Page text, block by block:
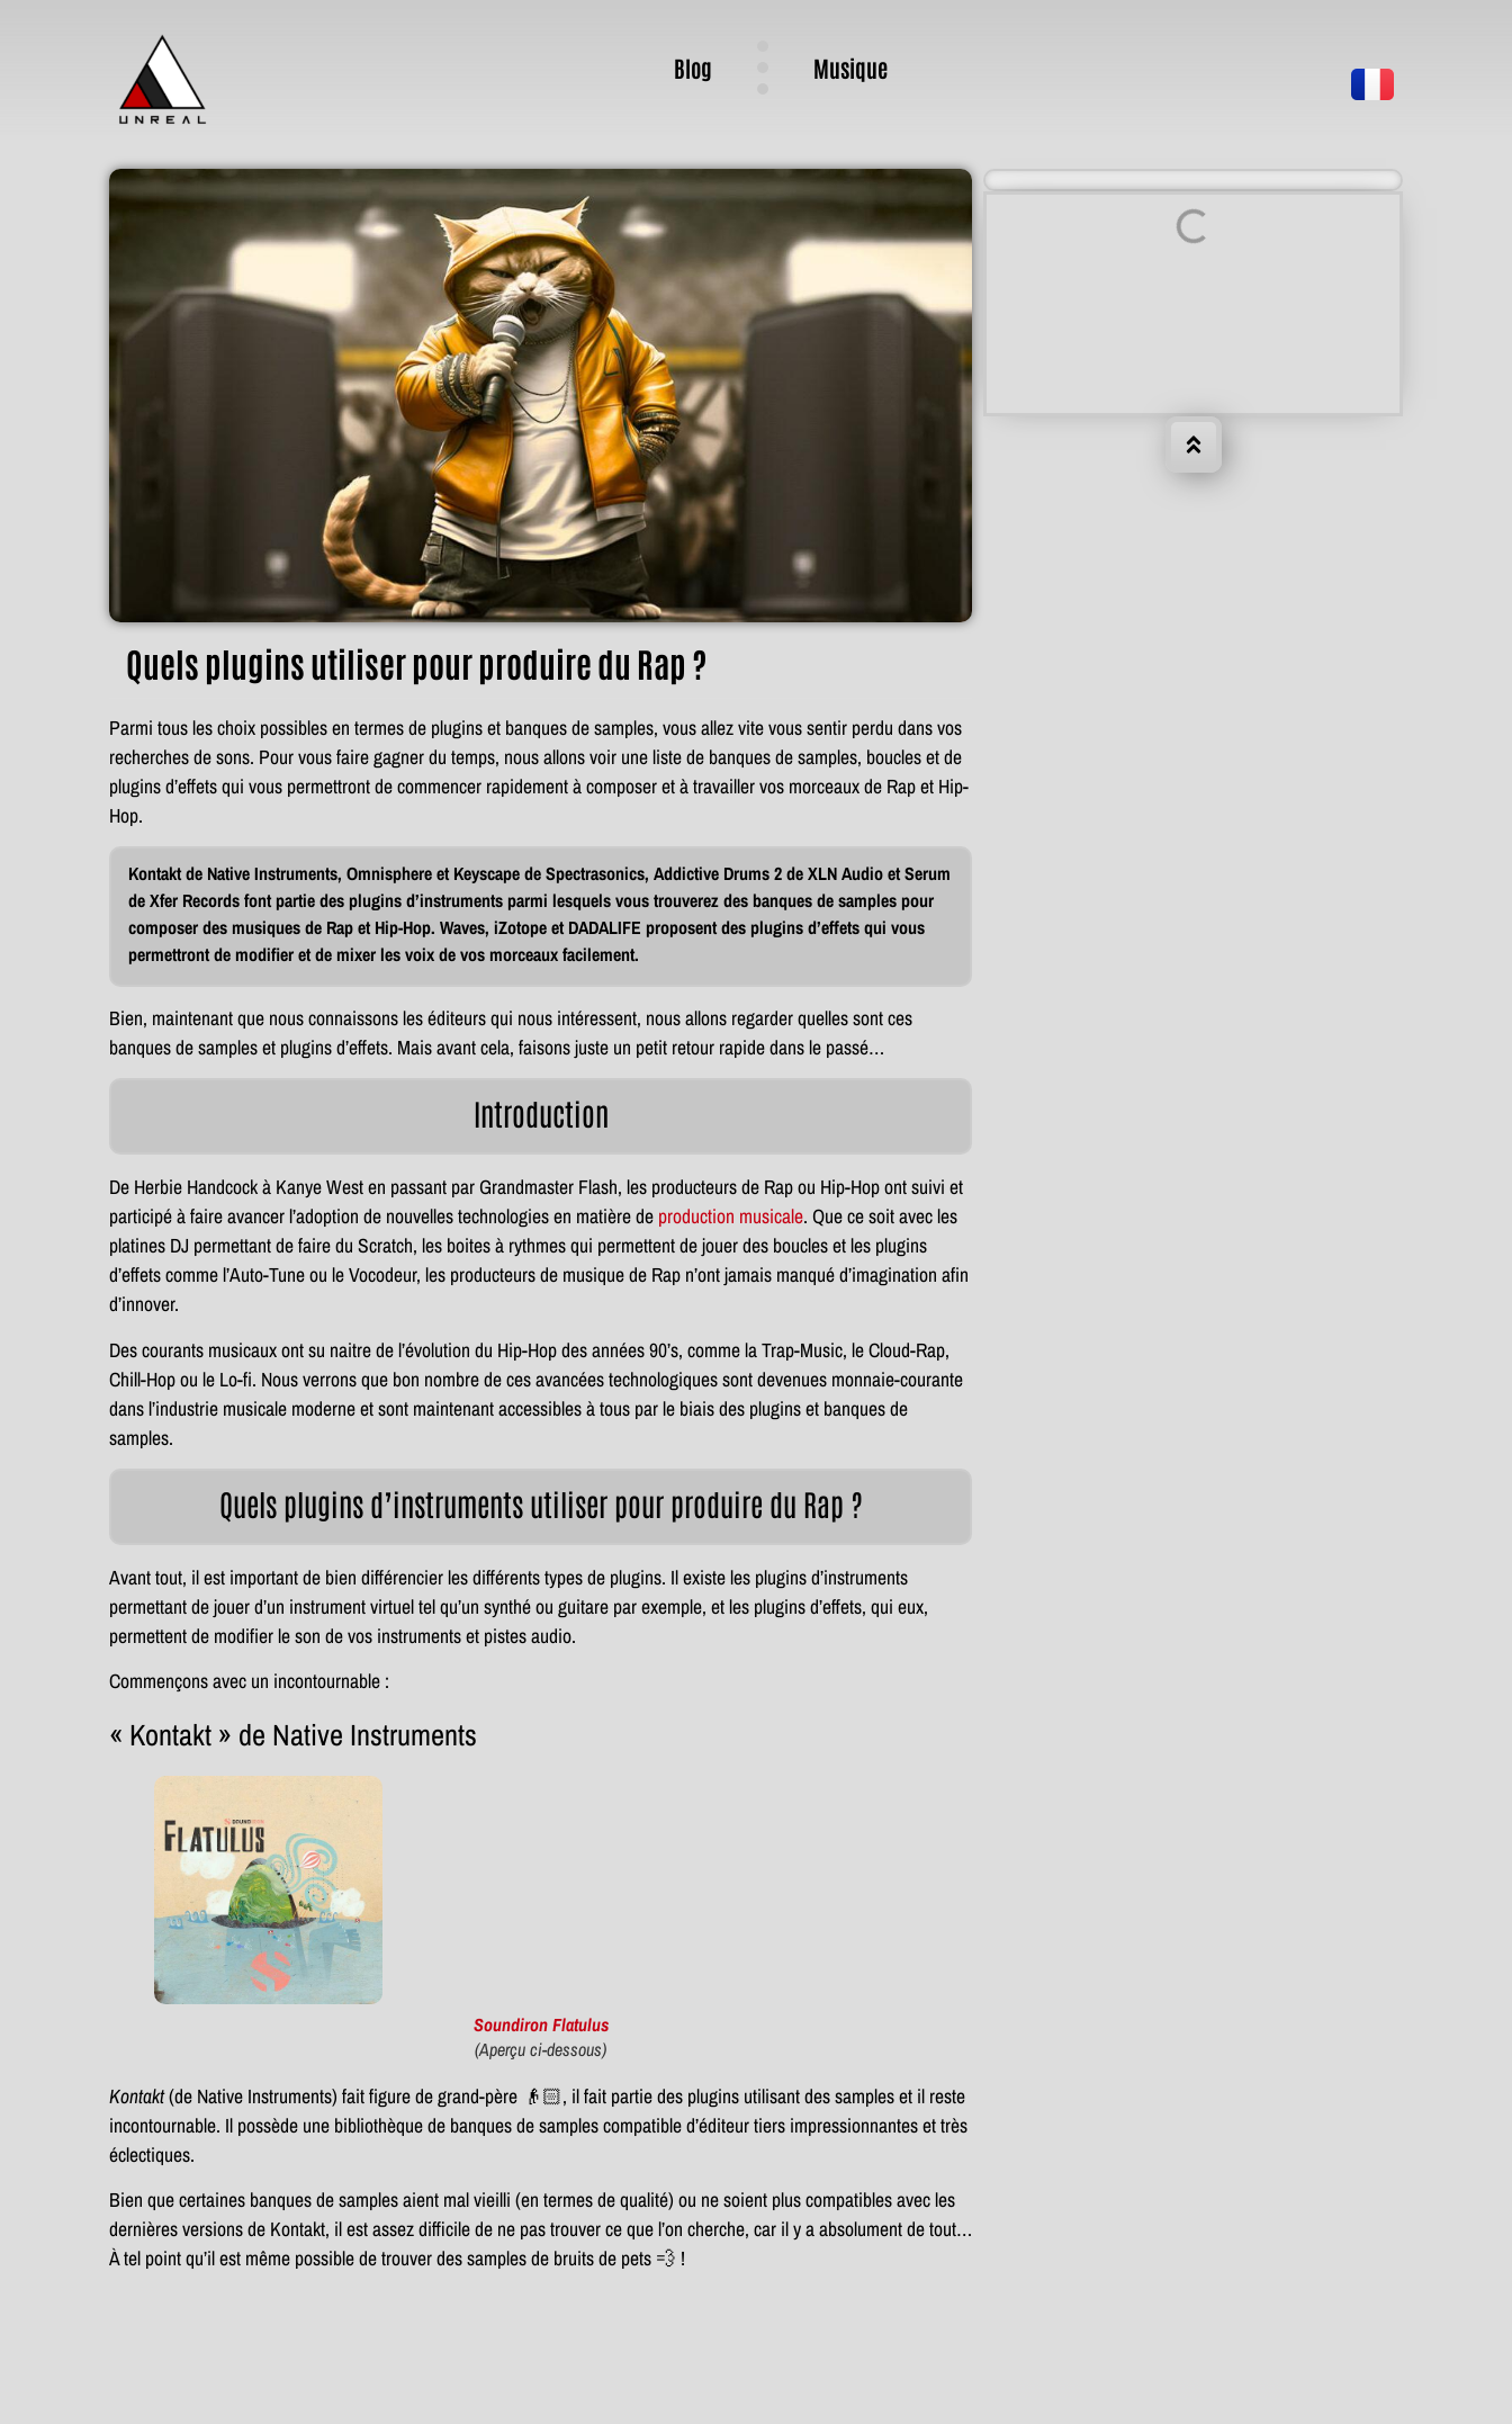
Blog Musique
Quels plugins utiliser pour produire du Rap ?
Parmi tous les choix possibles en termes de plugins et banques de samples, vous allez vite vous sentir perdu dans vos
recherches de sons. Pour vous faire gagner du temps, nous allons voir une liste de banques de samples, boucles et de
plugins d’effets qui vous permettront de commencer rapidement à composer et à travailler vos morceaux de Rap et Hip-
Hop.
Kontakt de Native Instruments, Omnisphere et Keyscape de Spectrasonics, Addictive Drums 2 de XLN Audio et Serum
de Xfer Records font partie des plugins d’instruments parmi lesquels vous trouverez des banques de samples pour
composer des musiques de Rap et Hip-Hop. Waves, iZotope et DADALIFE proposent des plugins d’effets qui vous
permettront de modifier et de mixer les voix de vos morceaux facilement.
Bien, maintenant que nous connaissons les éditeurs qui nous intéressent, nous allons regarder quelles sont ces
banques de samples et plugins d’effets. Mais avant cela, faisons juste un petit retour rapide dans le passé…
Introduction
De Herbie Handcock à Kanye West en passant par Grandmaster Flash, les producteurs de Rap ou Hip-Hop ont suivi et
participé à faire avancer l’adoption de nouvelles technologies en matière de production musicale. Que ce soit avec les
platines DJ permettant de faire du Scratch, les boites à rythmes qui permettent de jouer des boucles et les plugins
d’effets comme l’Auto-Tune ou le Vocodeur, les producteurs de musique de Rap n’ont jamais manqué d’imagination afin
d’innover.
Des courants musicaux ont su naitre de l’évolution du Hip-Hop des années 90’s, comme la Trap-Music, le Cloud-Rap,
Chill-Hop ou le Lo-fi. Nous verrons que bon nombre de ces avancées technologiques sont devenues monnaie-courante
dans l’industrie musicale moderne et sont maintenant accessibles à tous par le biais des plugins et banques de
samples.
Quels plugins d’instruments utiliser pour produire du Rap ?
Avant tout, il est important de bien différencier les différents types de plugins. Il existe les plugins d’instruments
permettant de jouer d’un instrument virtuel tel qu’un synthé ou guitare par exemple, et les plugins d’effets, qui eux,
permettent de modifier le son de vos instruments et pistes audio.
Commençons avec un incontournable :
« Kontakt » de Native Instruments
Soundiron Flatulus
(Aperçu ci-dessous)
Kontakt(de Native Instruments) fait figure de grand-père 👴🏻, il fait partie des plugins utilisant des samples et il reste
incontournable. Il possède une bibliothèque de banques de samples compatible d’éditeur tiers impressionnantes et très
éclectiques.
Bien que certaines banques de samples aient mal vieilli (en termes de qualité) ou ne soient plus compatibles avec les
dernières versions de Kontakt, il est assez difficile de ne pas trouver ce que l’on cherche, car il y a absolument de tout…
À tel point qu’il est même possible de trouver des samples de bruits de pets 💨 !